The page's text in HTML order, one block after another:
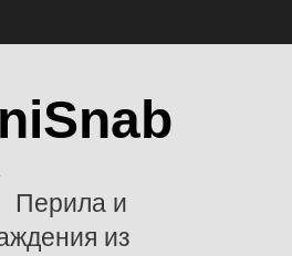
Перила и
из